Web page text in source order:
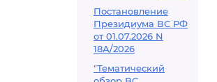
Постановление
Президиума ВС РФ
от 01.07.2026 N
18А/2026
"Тематический